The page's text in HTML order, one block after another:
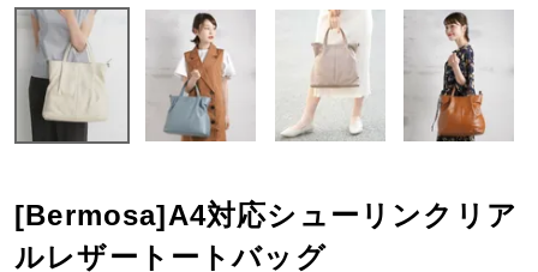
[Bermosa]A4対応シューリンクリア
ルレザートートバッグ